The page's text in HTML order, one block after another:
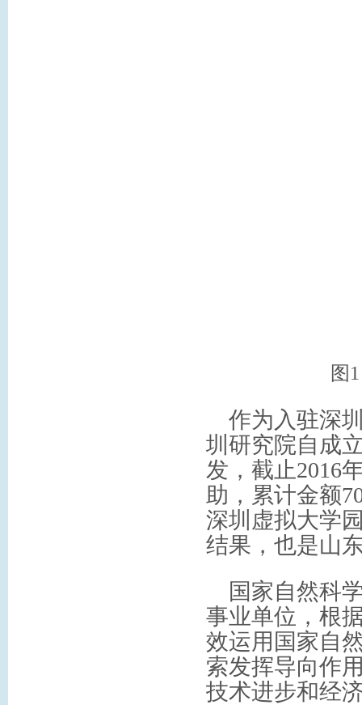
图
作为入驻深
圳研究院自成
发，截止2016
助，累计金额
深圳虚拟大学
结果，也是山
国家自然科
事业单位，根
效运用国家自
索发挥导向作
技术进步和经